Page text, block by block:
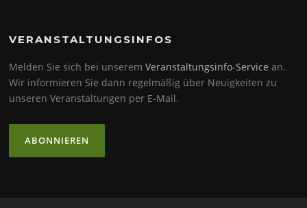
VERANSTALTUNGSINFOS
Melden Sie sich bei unseremVeranstaltungsinfo-Service an.
Wir informieren Sie dann regelmäßig über Neuigkeiten zu
unseren Veranstaltungen per E-Mail.